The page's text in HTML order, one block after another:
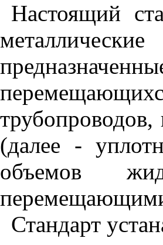
Настоящий
(далее -
объемов
Стандарт